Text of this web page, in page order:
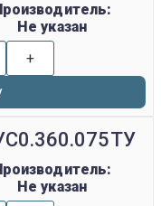
Не указан
+
Не указан